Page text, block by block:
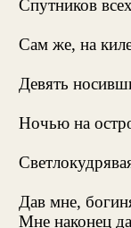
Спутников
Сам же, на
Девять
Ночью на
Дав мне,
Мне наконец